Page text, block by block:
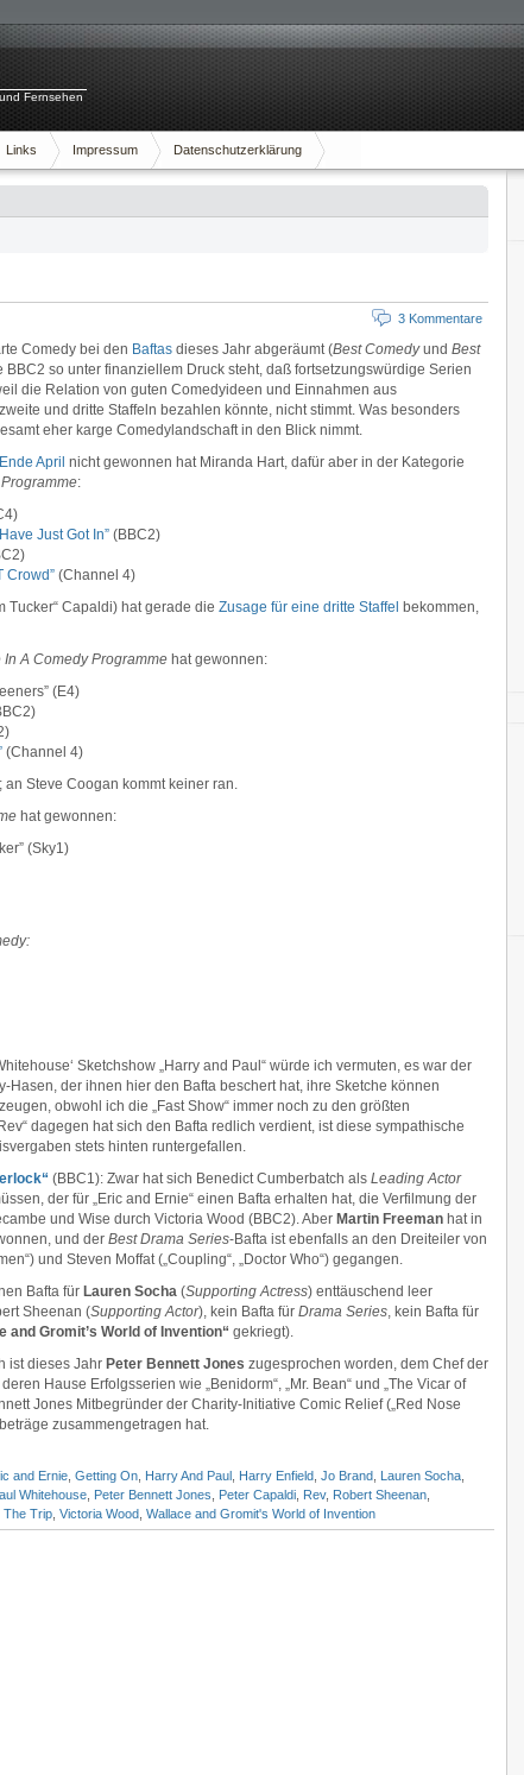
Fernsehen
Links Impressum Datenschutzerklärung
3 Kommentare
Comedy bei den Baftas dieses Jahr abgeräumt (Best Comedyund Best
BBC2 so unter finanziellem Druck steht, daß fortsetzungswürdige Serien
die Relation von guten Comedyideen und Einnahmen aus
und dritte Staffeln bezahlen könnte, nicht stimmt. Was besonders
eher karge Comedylandschaft in den Blick nimmt.
April nicht gewonnen hat Miranda Hart, dafür aber in der Kategorie
:
Just Got In” (BBC2)
Crowd” (Channel 4)
Tucker“ Capaldi) hat gerade die Zusage für eine dritte Staffel bekommen,
A Comedy Programme hat gewonnen:
(E4)
(Channel 4)
Steve Coogan kommt keiner ran.
hat gewonnen:
(Sky1)
Sketchshow „Harry and Paul“ würde ich vermuten, es war der
Hasen, der ihnen hier den Bafta beschert hat, ihre Sketche können
obwohl ich die „Fast Show“ immer noch zu den größten
dagegen hat sich den Bafta redlich verdient, ist diese sympathische
stets hinten runtergefallen.
(BBC1): Zwar hat sich Benedict Cumberbatch als Leading Actor
der für „Eric and Ernie“ einen Bafta erhalten hat, die Verfilmung der
und Wise durch Victoria Wood (BBC2). Aber Martin Freeman hat in
und der Best Drama Series-Bafta ist ebenfalls an den Dreiteiler von
und Steven Moffat („Coupling“, „Doctor Who“) gegangen.
Bafta für Lauren Socha (Supporting Actress) enttäuschend leer
Sheenan (Supporting Actor), kein Bafta für Drama Series, kein Bafta für
and Gromit’s World of Invention“ gekriegt).
ist dieses Jahr Peter Bennett Jones zugesprochen worden, dem Chef der
Hause Erfolgsserien wie „Benidorm“, „Mr. Bean“ und „The Vicar of
Jones Mitbegründer der Charity-Initiative Comic Relief („Red Nose
zusammengetragen hat.
and Ernie Getting On Harry And Paul Harry Enfield Jo Brand Lauren Socha
Whitehouse Peter Bennett Jones Peter Capaldi Rev, Robert Sheenan
The Trip Victoria Wood Wallace and Gromit's World of Invention